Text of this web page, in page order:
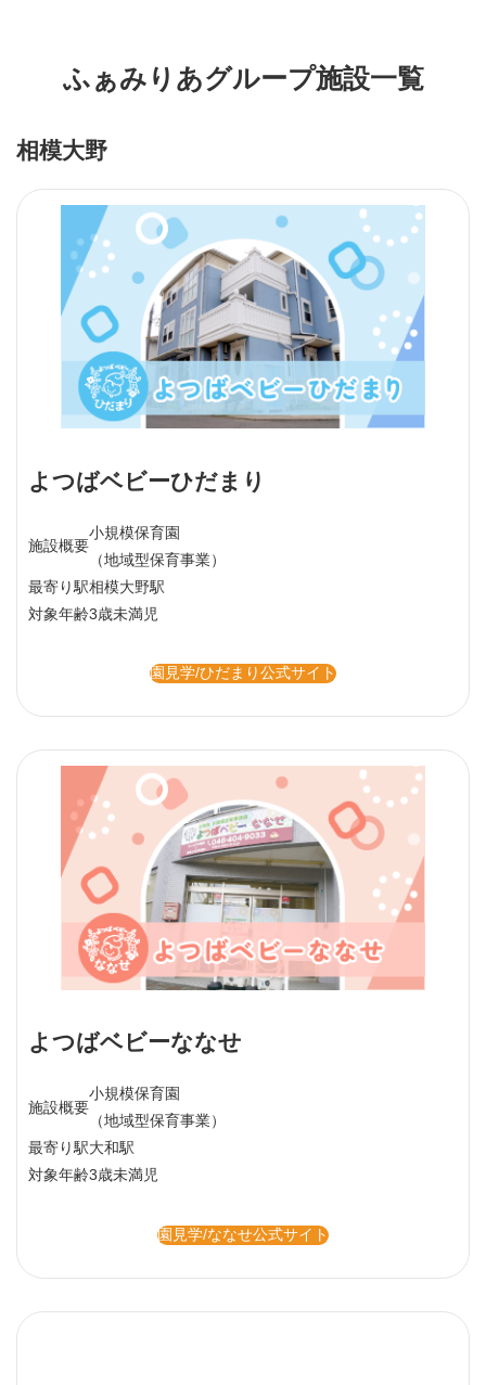
ふぁみりあグループ施設一覧
相模大野
よつばベビーひだまり
施設概要
小規模保育園
（地域型保育事業）
最寄り駅相模大野駅
対象年齢3歳未満児
園見学/ひだまり公式サイト
よつばベビーななせ
施設概要
小規模保育園
（地域型保育事業）
最寄り駅大和駅
対象年齢3歳未満児
園見学/ななせ公式サイト